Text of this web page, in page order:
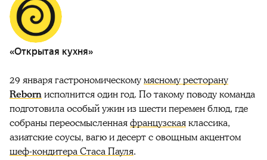
«Открытая кухня»
29 января гастрономическомумясному ресторану
Rebornисполнится один год. По такому поводу команда
подготовила особый ужин из шести перемен блюд, где
собраны переосмысленнаяфранцузскаяклассика,
азиатские соусы, вагю и десерт с овощным акцентом
шеф-кондитера Стаса Пауля.